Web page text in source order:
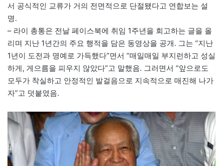
서 공식적인 교류가 거의 전면적으로 단절됐다고 연합보는 설
명.
– 라이 총통은 전날 페이스북에 취임 1주년을 회고하는 글을 올
리며 지난 1년간의 주요 행적을 담은 동영상을 공개. 그는 “지난
1년이 도전과 명예로 가득했다”면서 “매일매일 부지런하고 성실
하게, 게으름을 피우지 않았다”고 말했음. 그러면서 “앞으로도
모두가 착실하고 안정적인 발걸음으로 지속적으로 매진해 나가
자”고 덧붙였음.